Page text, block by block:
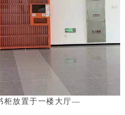
柜放置于一楼大厅—